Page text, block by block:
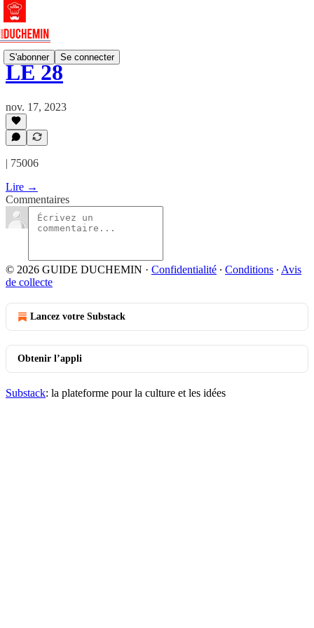
S'abonner Se connecter
LE 28
nov. 17, 2023
| 75006
Lire →
Commentaires
© 2026 GUIDE DUCHEMIN · Confidentialité ∙ Conditions ∙ Avis
de collecte
Lancez votre Substack
Obtenir l’appli
Substack: la plateforme pour la culture et les idées